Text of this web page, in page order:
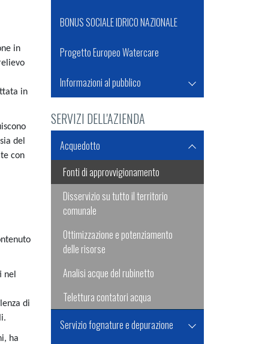
in
in
del
con
nel
di
ha
BONUS SOCIALE IDRICO NAZIONALE
Progetto Europeo Watercare
Informazioni al pubblico
SERVIZI DELL'AZIENDA
Acquedotto
Fonti di approvvigionamento
Disservizio su tutto il territorio
comunale
Ottimizzazione e potenziamento
delle risorse
Analisi acque del rubinetto
Telettura contatori acqua
Servizio fognature e depurazione